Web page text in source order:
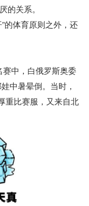
的关系。
的体育原则之外，还
中，白俄罗斯奥委
中暑晕倒。当时，
重比赛服，又来自北